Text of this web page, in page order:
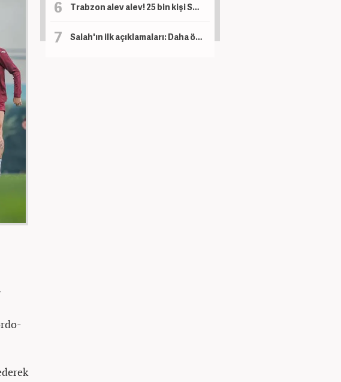
Trabzon alev alev! 25 bin kişi Salah'ı karşıladı
Salah'ın ilk açıklamaları: Daha önce böyle bir şey görmedim